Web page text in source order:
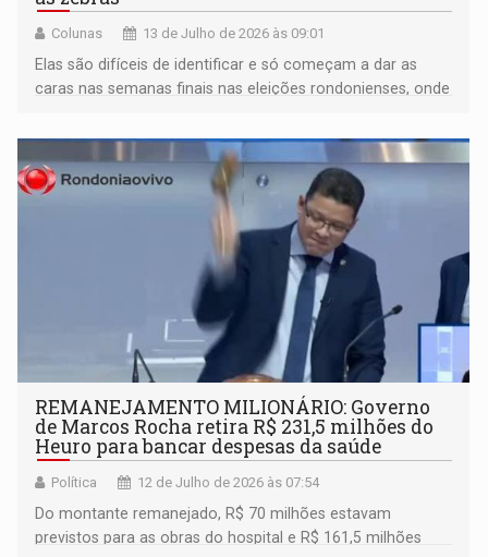
Colunas 13 de Julho de 2026 às 09:01
Elas são difíceis de identificar e só começam a dar as
caras nas semanas finais nas eleições rondonienses, onde
REMANEJAMENTO MILIONÁRIO: Governo
de Marcos Rocha retira R$ 231,5 milhões do
Heuro para bancar despesas da saúde
Política 12 de Julho de 2026 às 07:54
Do montante remanejado, R$ 70 milhões estavam
previstos para as obras do hospital e R$ 161,5 milhões